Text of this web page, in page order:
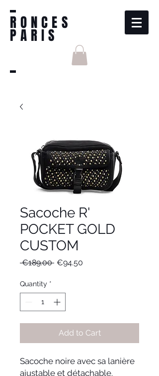
RONCES
PARIS
Sacoche R'
POCKET GOLD
CUSTOM
€189.00 Regular
€94.50
Quantity *
Add to Cart
Sacoche noire avec sa lanière
ajustable et détachable.